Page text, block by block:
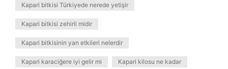
Kapari bitkisi Türkiyede nerede yetişir
Kapari bitkisi zehirli midir
Kapari bitkisinin yan etkileri nelerdir
Kapari karaciğere iyi gelir mi Kapari kilosu ne kadar